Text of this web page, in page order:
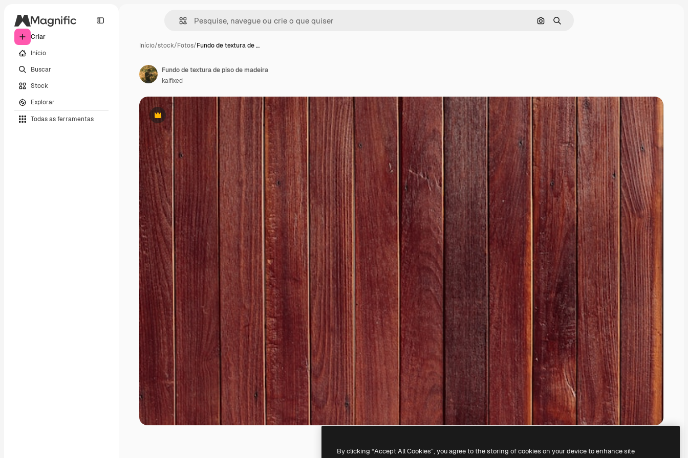
Criar
Início
Buscar
Stock
Explorar
Todas as ferramentas
Pesquisar por imagem
Buscar
Início/stock/Fotos/Fundo de textura de …
Premium
Fundo de textura de piso de madeira
kaifixed
By clicking “Accept All Cookies”, you agree to the storing of cookies on your device to enhance site